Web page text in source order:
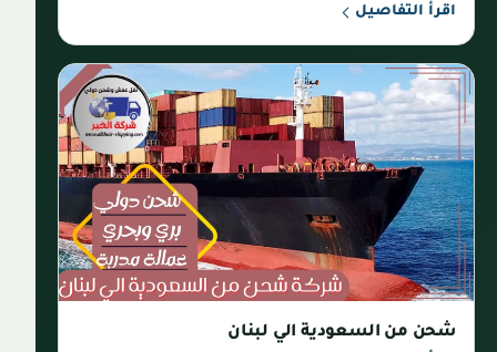
اقرأ التفاصيل
شحن من السعودية الي لبنان